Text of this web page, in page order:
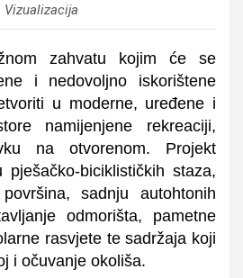
Vizualizacija
zahvatu kojim će se
i nedovoljno iskorištene
u moderne, uređene i
namijenjene rekreaciji,
na otvorenom. Projekt
pješačko-biciklističkih staza,
sadnju autohtonih
odmorišta, pametne
rasvjete te sadržaja koji
i očuvanje okoliša.